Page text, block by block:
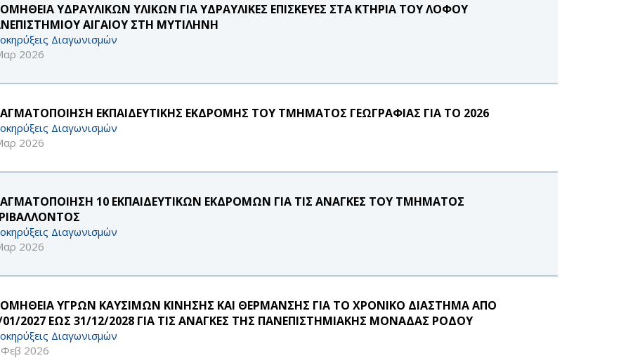
ΥΔΡΑΥΛΙΚΩΝ ΥΛΙΚΩΝ ΓΙΑ ΥΔΡΑΥΛΙΚΕΣ ΕΠΙΣΚΕΥΕΣ ΣΤΑ ΚΤΗΡΙΑ ΤΟΥ ΛΟΦΟΥ
ΑΙΓΑΙΟΥ ΣΤΗ ΜΥΤΙΛΗΝΗ
Διαγωνισμών
2026
ΕΚΠΑΙΔΕΥΤΙΚΗΣ ΕΚΔΡΟΜΗΣ ΤΟΥ ΤΜΗΜΑΤΟΣ ΓΕΩΓΡΑΦΙΑΣ ΓΙΑ ΤΟ 2026
Διαγωνισμών
2026
10 ΕΚΠΑΙΔΕΥΤΙΚΩΝ ΕΚΔΡΟΜΩΝ ΓΙΑ ΤΙΣ ΑΝΑΓΚΕΣ ΤΟΥ ΤΜΗΜΑΤΟΣ
Διαγωνισμών
2026
ΥΓΡΩΝ ΚΑΥΣΙΜΩΝ ΚΙΝΗΣΗΣ ΚΑΙ ΘΕΡΜΑΝΣΗΣ ΓΙΑ ΤΟ ΧΡΟΝΙΚΟ ΔΙΑΣΤΗΜΑ ΑΠΟ
01/2027 ΕΩΣ 31/12/2028 ΓΙΑ ΤΙΣ ΑΝΑΓΚΕΣ ΤΗΣ ΠΑΝΕΠΙΣΤΗΜΙΑΚΗΣ ΜΟΝΑΔΑΣ ΡΟΔΟΥ
Διαγωνισμών
2026